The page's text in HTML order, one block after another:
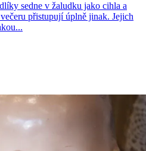
sedne v žaludku jako cihla a
přistupují úplně jinak. Jejich